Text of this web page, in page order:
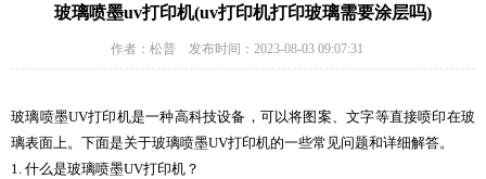
玻璃喷墨uv打印机(uv打印机打印玻璃需要涂层吗)
作者：松普 发布时间：2023-08-03 09:07:31
玻璃喷墨UV打印机是一种高科技设备，可以将图案、文字等直接喷印在玻
璃表面上。下面是关于玻璃喷墨UV打印机的一些常见问题和详细解答。
1. 什么是玻璃喷墨UV打印机？